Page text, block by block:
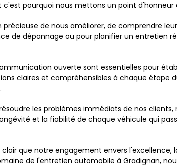
pourquoi nous mettons un point
de nous améliorer, de comprendre
de dépannage ou pour planifier un entretien
ouverte sont essentielles pour
claires et compréhensibles à chaque étape
les problèmes immédiats de nos
et la fiabilité de chaque véhicule qui
que notre engagement envers
de l'entretien automobile à Gradignan,